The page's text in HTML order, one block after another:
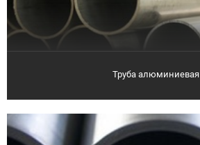
Труба алюминиевая